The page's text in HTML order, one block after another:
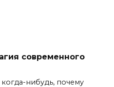
современного
нибудь, почему